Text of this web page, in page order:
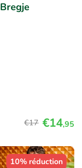
€17 €14,95
10% réduction